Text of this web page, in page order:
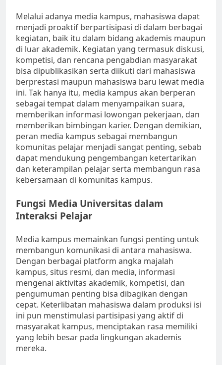
Melalui adanya media kampus, mahasiswa dapat
menjadi proaktif berpartisipasi di dalam berbagai
kegiatan, baik itu dalam bidang akademis maupun
di luar akademik. Kegiatan yang termasuk diskusi,
kompetisi, dan rencana pengabdian masyarakat
bisa dipublikasikan serta diikuti dari mahasiswa
berprestasi maupun mahasiswa baru lewat media
ini. Tak hanya itu, media kampus akan berperan
sebagai tempat dalam menyampaikan suara,
memberikan informasi lowongan pekerjaan, dan
memberikan bimbingan karier. Dengan demikian,
peran media kampus sebagai membangun
komunitas pelajar menjadi sangat penting, sebab
dapat mendukung pengembangan ketertarikan
dan keterampilan pelajar serta membangun rasa
kebersamaan di komunitas kampus.
Fungsi Media Universitas dalam
Interaksi Pelajar
Media kampus memainkan fungsi penting untuk
membangun komunikasi di antara mahasiswa.
Dengan berbagai platform angka majalah
kampus, situs resmi, dan media, informasi
mengenai aktivitas akademik, kompetisi, dan
pengumuman penting bisa dibagikan dengan
cepat. Keterlibatan mahasiswa dalam produksi isi
ini pun menstimulasi partisipasi yang aktif di
masyarakat kampus, menciptakan rasa memiliki
yang lebih besar pada lingkungan akademis
mereka.